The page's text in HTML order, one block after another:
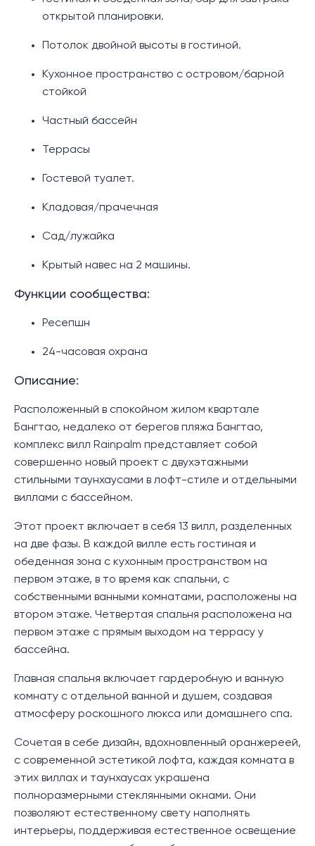
открытой планировки.
Потолок двойной высоты в гостиной.
Кухонное пространство с островом/барной
стойкой
Частный бассейн
Террасы
Гостевой туалет.
Кладовая/прачечная
Сад/лужайка
Крытый навес на 2 машины.
Функции сообщества:
Ресепшн
24-часовая охрана
Описание:
Расположенный в спокойном жилом квартале
Бангтао, недалеко от берегов пляжа Бангтао,
комплекс вилл Rainpalm представляет собой
совершенно новый проект с двухэтажными
стильными таунхаусами в лофт-стиле и отдельными
виллами с бассейном.
Этот проект включает в себя 13 вилл, разделенных
на две фазы. В каждой вилле есть гостиная и
обеденная зона с кухонным пространством на
первом этаже, в то время как спальни, с
собственными ванными комнатами, расположены на
втором этаже. Четвертая спальня расположена на
первом этаже с прямым выходом на террасу у
бассейна.
Главная спальня включает гардеробную и ванную
комнату с отдельной ванной и душем, создавая
атмосферу роскошного люкса или домашнего спа.
Сочетая в себе дизайн, вдохновленный оранжереей,
с современной эстетикой лофта, каждая комната в
этих виллах и таунхаусах украшена
полноразмерными стеклянными окнами. Они
позволяют естественному свету наполнять
интерьеры, поддерживая естественное освещение